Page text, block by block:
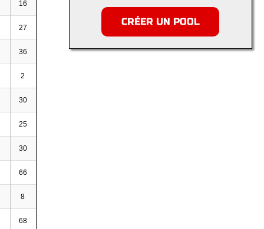
16
27
36 7 8 0,22
2
30
25
30
66
8
68
CRÉER UN POOL